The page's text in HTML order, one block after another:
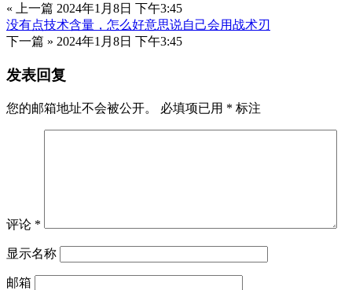
« 上一篇 2024年1月8日 下午3:45
没有点技术含量，怎么好意思说自己会用战术刃
下一篇 » 2024年1月8日 下午3:45
发表回复
您的邮箱地址不会被公开。 必填项已用 * 标注
评论 *
显示名称
邮箱